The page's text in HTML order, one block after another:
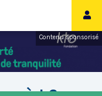
Contenu sponsorisé